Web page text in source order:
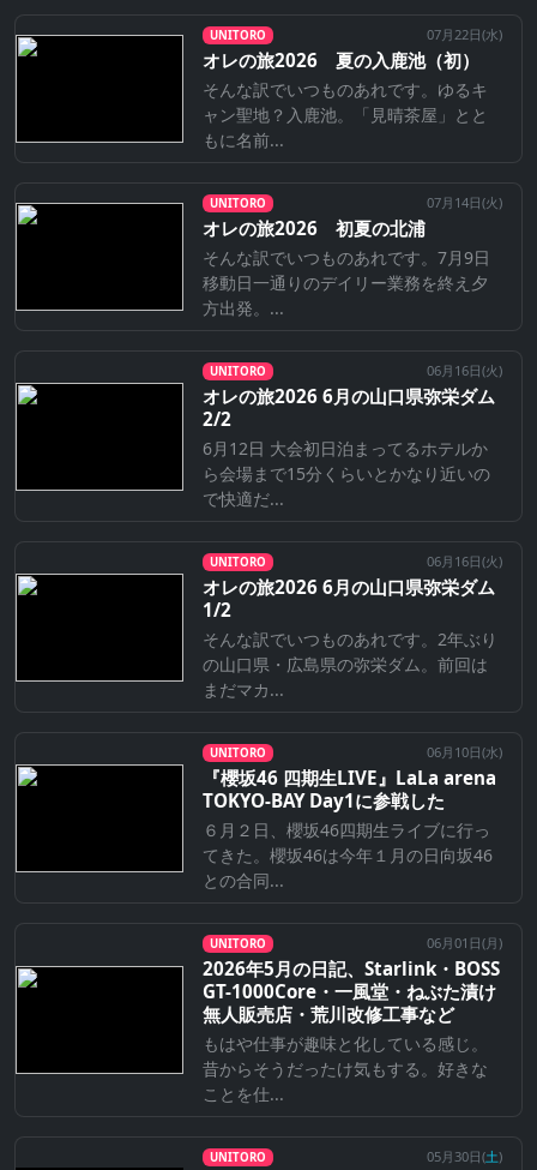
UNITORO 07月22日(水)
オレの旅2026 夏の入鹿池（初）
そんな訳でいつものあれです。ゆるキ
ャン聖地？入鹿池。「見晴茶屋」とと
もに名前...
UNITORO 07月14日(火)
オレの旅2026 初夏の北浦
そんな訳でいつものあれです。7月9日
移動日一通りのデイリー業務を終え夕
方出発。...
UNITORO 06月16日(火)
オレの旅2026 6月の山口県弥栄ダム
2/2
6月12日 大会初日泊まってるホテルか
ら会場まで15分くらいとかなり近いの
で快適だ...
UNITORO 06月16日(火)
オレの旅2026 6月の山口県弥栄ダム
1/2
そんな訳でいつものあれです。2年ぶり
の山口県・広島県の弥栄ダム。前回は
まだマカ...
UNITORO 06月10日(水)
『櫻坂46 四期生LIVE』LaLa arena
TOKYO-BAY Day1に参戦した
６月２日、櫻坂46四期生ライブに行っ
てきた。櫻坂46は今年１月の日向坂46
との合同...
UNITORO 06月01日(月)
2026年5月の日記、Starlink・BOSS
GT-1000Core・一風堂・ねぶた漬け
無人販売店・荒川改修工事など
もはや仕事が趣味と化している感じ。
昔からそうだったけ気もする。好きな
ことを仕...
UNITORO 05月30日(土)